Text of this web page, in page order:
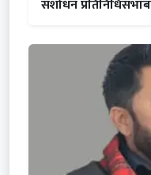
संशोधन